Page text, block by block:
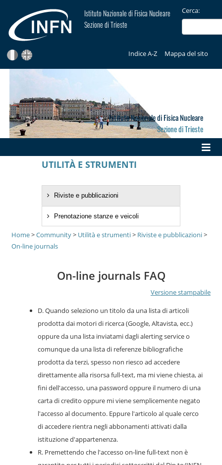
Istituto Nazionale di Fisica Nucleare
Sezione di Trieste
Cerca:
Indice A-Z Mappa del sito
Istituto Nazionale di Fisica Nucleare
Sezione di Trieste
UTILITÀ E STRUMENTI
Riviste e pubblicazioni
Prenotazione stanze e veicoli
Home>Community> Utilità e strumenti> Riviste e pubblicazioni>
On-line journals
On-line journals FAQ
Versione stampabile
D. Quando seleziono un titolo da una lista di articoli
prodotta dai motori di ricerca (Google, Altavista, ecc.)
oppure da una lista inviatami dagli alerting service o
comunque da una lista di referenze bibliografiche
prodotta da terzi, spesso non riesco ad accedere
direttamente alla risorsa full-text, ma mi viene chiesta, ai
fini dell'accesso, una password oppure il numero di una
carta di credito oppure mi viene semplicemente negato
l'accesso al documento. Eppure l'articolo al quale cerco
di accedere rientra negli abbonamenti attivati dalla
istituzione d'appartenenza.
R. Premettendo che l'accesso on-line full-text non è